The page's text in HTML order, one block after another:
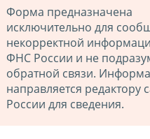
Форма предназначена
исключительно для
некорректной
ФНС России и не
обратной связи.
направляется редактору
России для сведения.